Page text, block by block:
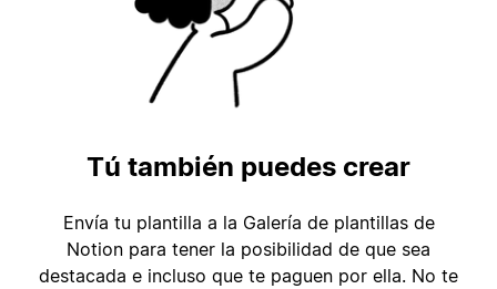
Tú también puedes crear
Envía tu plantilla a la Galería de plantillas de
Notion para tener la posibilidad de que sea
destacada e incluso que te paguen por ella. No te